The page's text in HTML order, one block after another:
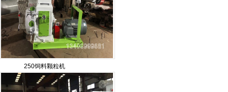
250饲料颗粒机